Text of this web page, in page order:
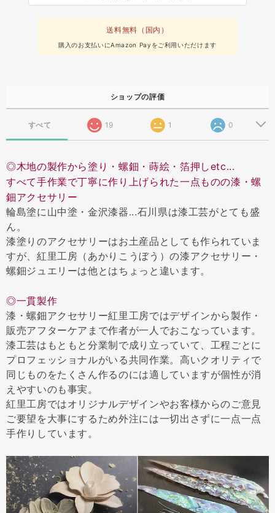
送料無料（国内）
購入のお支払いにAmazon Payをご利用いただけます
ショップの評価
すべて 19 1 0
◎木地の製作から塗り・螺鈿・蒔絵・箔押しetc...
すべて手作業で丁寧に作り上げられた一点ものの漆・螺
鈿アクセサリー
輪島塗に山中塗・金沢漆器...石川県は漆工芸がとても盛
ん。
漆塗りのアクセサリーはお土産品としても作られていま
すが、紅里工房（あかりこうぼう）の漆アクセサリー・
螺鈿ジュエリーは他とはちょっと違います。
◎一貫製作
漆・螺鈿アクセサリー紅里工房ではデザインから製作・
販売アフターケアまで作者が一人でおこなっています。
漆工芸はもともと分業制で成り立っていて、工程ごとに
プロフェッショナルがいる共同作業。高いクオリティで
同じものをたくさん作るのには適していますが個性が消
えやすいのも事実。
紅里工房ではオリジナルデザインやお客様からのご意見
ご要望を大事にするため外注には一切出さずに一点一点
手作りしています。